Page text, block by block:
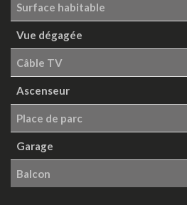
Surface habitable
Vue dégagée
Câble TV
Ascenseur
Place de parc
Garage
Balcon